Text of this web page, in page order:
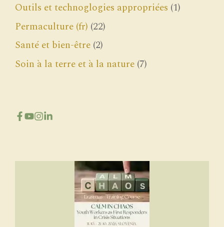
Outils et technoglogies appropriées (1)
Permaculture (fr) (22)
Santé et bien-être (2)
Soin à la terre et à la nature (7)